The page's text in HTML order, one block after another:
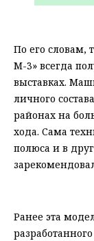
По его словам,
М-3» всегда
выставках.
личного
районах на
хода. Сама
полюса и в
Ранее эта